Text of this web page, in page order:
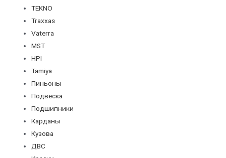
TEKNO
Traxxas
Vaterra
MST
HPI
Tamiya
Пиньоны
Подвеска
Подшипники
Карданы
Кузова
ДВС